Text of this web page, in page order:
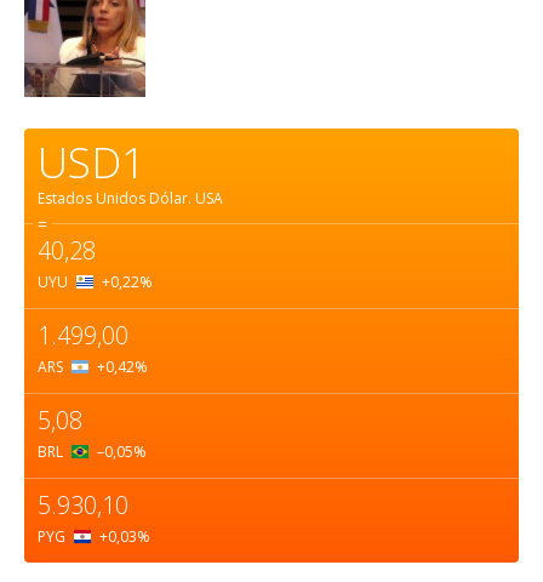
USD1
Estados Unidos Dólar. USA
=
40,28
UYU +0,22%
1.499,00
ARS +0,42%
5,08
BRL –0,05%
5.930,10
PYG +0,03%